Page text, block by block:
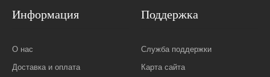
Информация
О нас
Доставка и оплата
Поддержка
Служба поддержки
Карта сайта